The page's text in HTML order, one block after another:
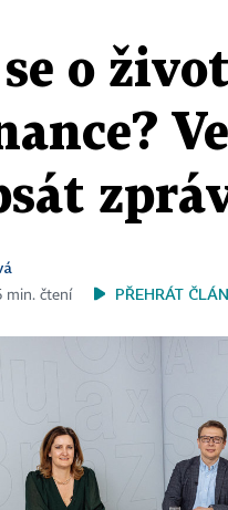
o
min. čtení PŘEHRÁT